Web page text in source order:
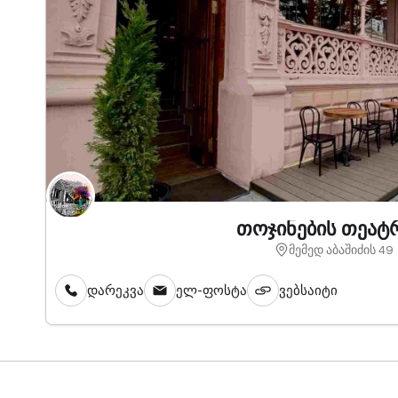
თოჯინების
მემედ აბაშიძის 49
დარეკვა ელ-ფოსტა ვებსაიტი